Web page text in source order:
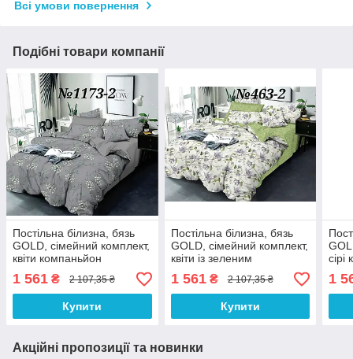
Всі умови повернення
Подібні товари компанії
Постільна білизна, бязь
GOLD, сімейний комплект,
квіти компаньйон
1 561 ₴ 2 107,35 ₴
Купити
Постільна білизна, бязь
GOLD, сімейний комплект,
квіти із зеленим
компаньйоном(BRT)
1 561₴ 2 107,35 ₴
Купити
тлі
1
Акційні пропозиції та новинки